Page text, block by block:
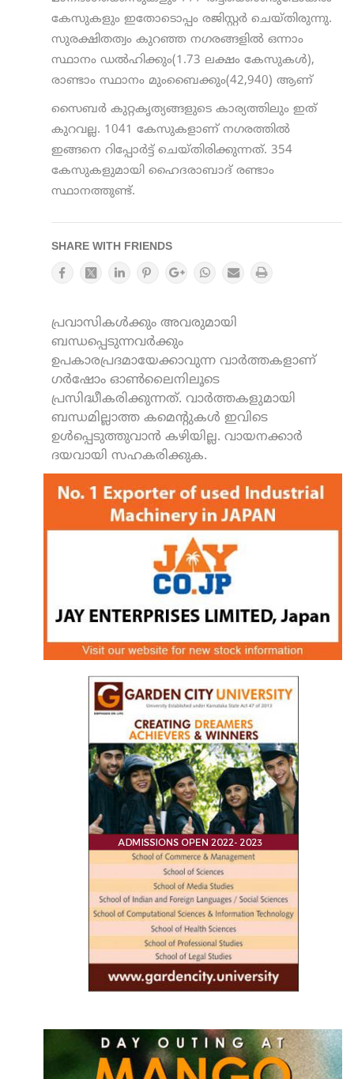
കേസുകളും ഇതോടൊപ്പം രജിസ്റ്റര്‍ ചെയ്തിരുന്നു.
സുരക്ഷിതത്വം കുറഞ്ഞ നഗരങ്ങളില്‍ ഒന്നാം
സ്ഥാനം ഡല്‍ഹിക്കും(1.73 ലക്ഷം കേസുകള്‍),
രാണ്ടാം സ്ഥാനം മുംബൈക്കും(42,940) ആണ്
സൈബര്‍ കുറ്റകൃത്യങ്ങളുടെ കാര്യത്തിലും ഇത്
കുറവല്ല. 1041 കേസുകളാണ് നഗരത്തില്‍
ഇങ്ങനെ റിപ്പോര്‍ട്ട് ചെയ്തിരിക്കുന്നത്. 354
കേസുകളുമായി ഹൈദരാബാദ് രണ്ടാം
സ്ഥാനത്തുണ്ട്.
SHARE WITH FRIENDS
പ്രവാസികൾക്കും അവരുമായി
ബന്ധപ്പെടുന്നവർക്കും
ഉപകാരപ്രദമായേക്കാവുന്ന വാർത്തകളാണ്
ഗർഷോം ഓൺലൈനിലൂടെ
പ്രസിദ്ധീകരിക്കുന്നത്. വാർത്തകളുമായി
ബന്ധമില്ലാത്ത കമെന്റുകൾ ഇവിടെ
ഉൾപ്പെടുത്തുവാൻ കഴിയില്ല. വായനക്കാർ
ദയവായി സഹകരിക്കുക.